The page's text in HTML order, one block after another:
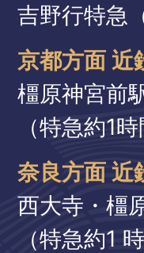
吉野行特急
京都方面 近
橿原神宮前
（特急約1
奈良方面 近
西大寺・橿
（特急約1